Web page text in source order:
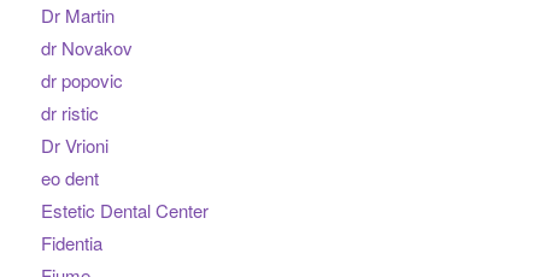
Dr Martin
dr Novakov
dr popovic
dr ristic
Dr Vrioni
eo dent
Estetic Dental Center
Fidentia